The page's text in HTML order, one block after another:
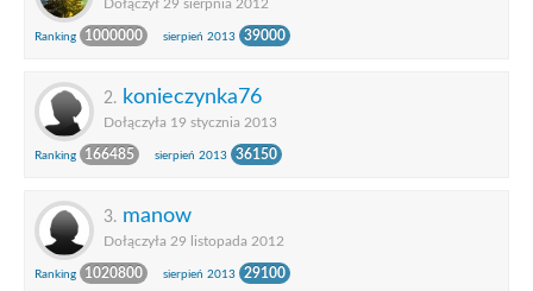
Dołączył 29 sierpnia 2012
Ranking 1000000 sierpień 2013 39000
2. konieczynka76
Dołączyła 19 stycznia 2013
Ranking 166485 sierpień 2013 36150
3. manow
Dołączyła 29 listopada 2012
Ranking 1020800 sierpień 2013 29100